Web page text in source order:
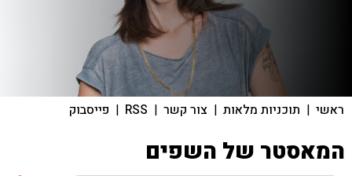
ראשי | תוכניות מלאות | צור קשר |
RSS
| פייסבוק
המאסטר של השפים